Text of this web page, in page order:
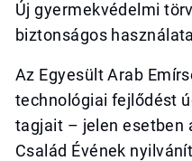
Új gyermekvédelmi
biztonságos használata
Az Egyesült Arab
technológiai fejlődést
tagjait – jelen esetben
Család Évének